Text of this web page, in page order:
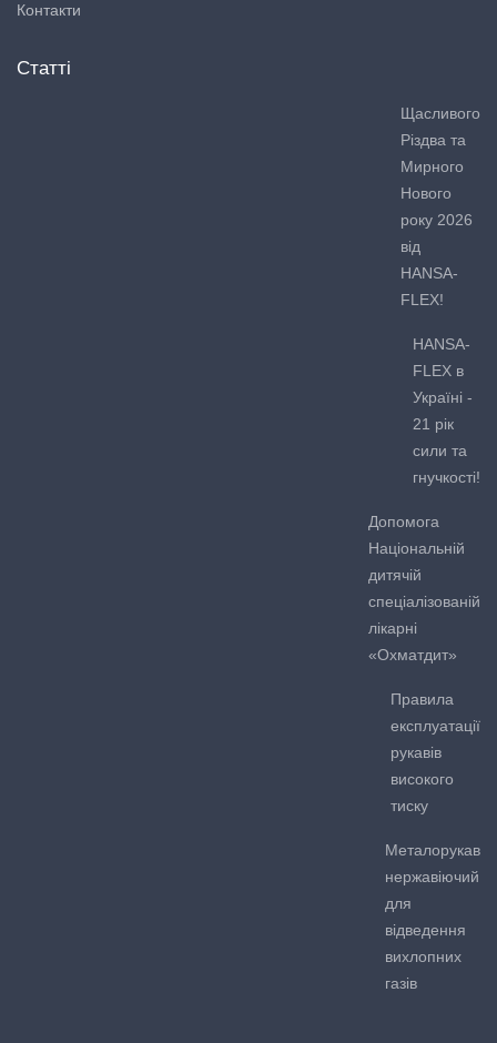
Контакти
Статті
Щасливого
Різдва та
Мирного
Нового
року 2026
від
HANSA-
FLEX!
HANSA-
FLEX в
Україні -
21 рік
сили та
гнучкості!
Допомога
Національній
дитячій
спеціалізованій
лікарні
«Охматдит»
Правила
експлуатації
рукавів
високого
тиску
Металорукав
нержавіючий
для
відведення
вихлопних
газів